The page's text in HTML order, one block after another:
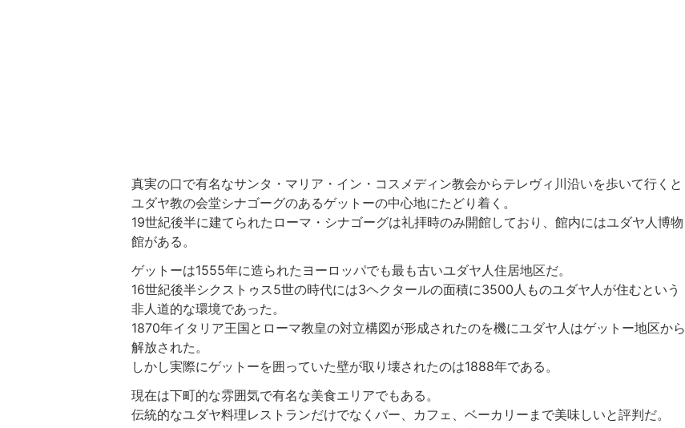
真実の口で有名なサンタ・マリア・イン・コスメディン教会からテレヴィ川沿いを歩いて行くと
ユダヤ教の会堂シナゴーグのあるゲットーの中心地にたどり着く。
19世紀後半に建てられたローマ・シナゴーグは礼拝時のみ開館しており、館内にはユダヤ人博物
館がある。
ゲットーは1555年に造られたヨーロッパでも最も古いユダヤ人住居地区だ。
16世紀後半シクストゥス5世の時代には3ヘクタールの面積に3500人ものユダヤ人が住むという
非人道的な環境であった。
1870年イタリア王国とローマ教皇の対立構図が形成されたのを機にユダヤ人はゲットー地区から
解放された。
しかし実際にゲットーを囲っていた壁が取り壊されたのは1888年である。
現在は下町的な雰囲気で有名な美食エリアでもある。
伝統的なユダヤ料理レストランだけでなくバー、カフェ、ベーカリーまで美味しいと評判だ。